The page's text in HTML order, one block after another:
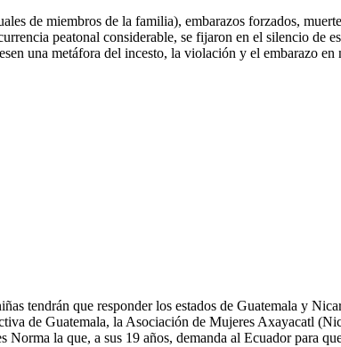
de miembros de la familia), embarazos forzados,
peatonal considerable, se fijaron en el silencio de
una metáfora del incesto, la violación y el embarazo en
tendrán que responder los estados de Guatemala y
de Guatemala, la Asociación de Mujeres Axayacatl
la que, a sus 19 años, demanda al Ecuador para